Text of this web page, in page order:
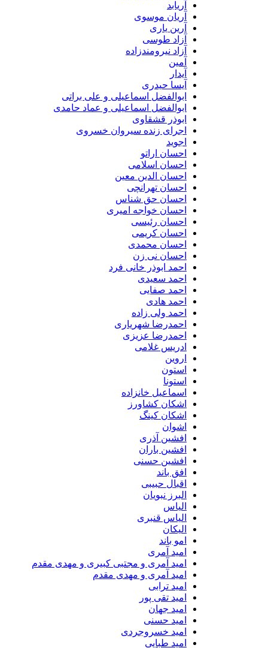
آریان موسوی
آرین یاری
آزاد طوسی
آزاد نیرومندزاده
آیسا حیدری
ابوالفضل اسماعیلی و علی براتی
ابوالفضل اسماعیلی و عماد حامدی
ابوذر قشقاوی
اجرای زنده سیروان خسروی
احسان اراتو
احسان اسلامی
احسان الدین معین
احسان تهرانچی
احسان حق شناس
احسان خواجه امیری
احسان رئیسی
احسان کریمی
احسان محمدی
احسان نی زن
احمد ابوذر خانی فرد
احمد سعیدی
احمد صفایی
احمد هادی
احمد ولی زاده
احمدرضا شهریاری
احمدرضا عزیزی
ادریس غلامی
اسماعیل خانزاده
اشکان کشاورز
اشکان کینگ
افشین آذری
افشین باران
افشین حسنی
افق باند
اقبال حبیبی
البرز نبویان
الیاس قنبرى
امو باند
امید آمری
امید آمری و مجتبی کبیری و مهدى مقدم
امید آمری و مهدی مقدم
امید ترابی
امید تقی پور
امید جهان
امید حسنی
امید خسروجردی
امید طبایی